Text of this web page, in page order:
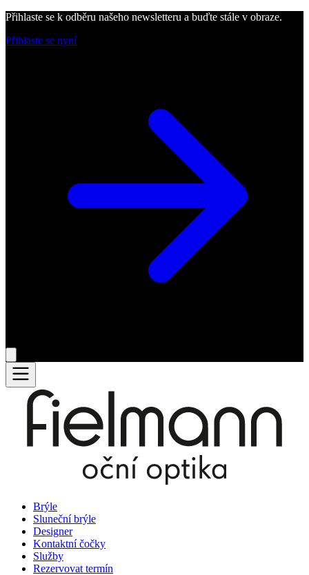
Přihlaste se k odběru našeho newsletteru a buďte stále v obraze.
Přihlaste se nyní
Brýle
Sluneční brýle
Designer
Kontaktní čočky
Služby
Rezervovat termín